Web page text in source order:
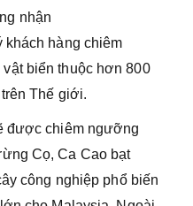
nhận
khách hàng chiêm
biển thuộc hơn 800
Thế giới.
được chiêm ngưỡng
Cọ, Ca Cao bạt
công nghiệp phổ biến